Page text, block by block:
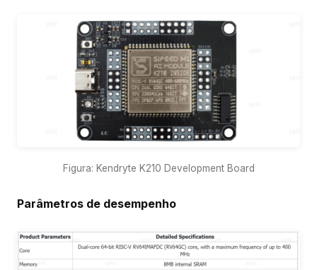
Figura: Kendryte K210 Development Board
Parâmetros de desempenho